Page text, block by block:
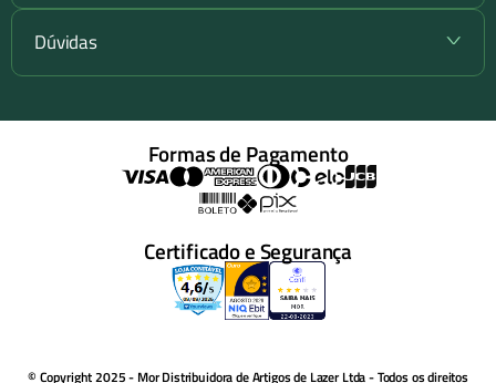
Dúvidas +
Formas de Pagamento
Certificado e Segurança
© Copyright 2025 - Mor Distribuidora de Artigos de Lazer Ltda - Todos os direitos